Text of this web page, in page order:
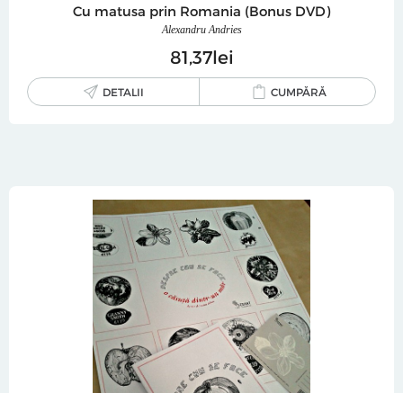
Cu matusa prin Romania (Bonus DVD)
Alexandru Andries
81 37lei
DETALII CUMPĂRĂ